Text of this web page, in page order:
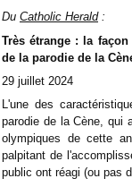
Du Catholic Herald:
Très étrange : la
de la parodie de la
29 juillet 2024
L'une des
parodie de la Cène, qui
olympiques de cette
palpitant de
public ont réagi (ou pas